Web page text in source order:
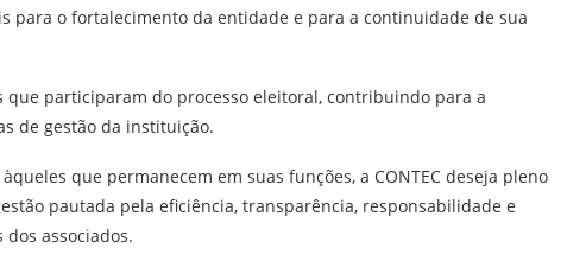
para o fortalecimento da entidade e para a continuidade de sua
que participaram do processo eleitoral, contribuindo para a
de gestão da instituição.
que permanecem em suas funções, a CONTEC deseja pleno
pautada pela eficiência, transparência, responsabilidade e
associados.